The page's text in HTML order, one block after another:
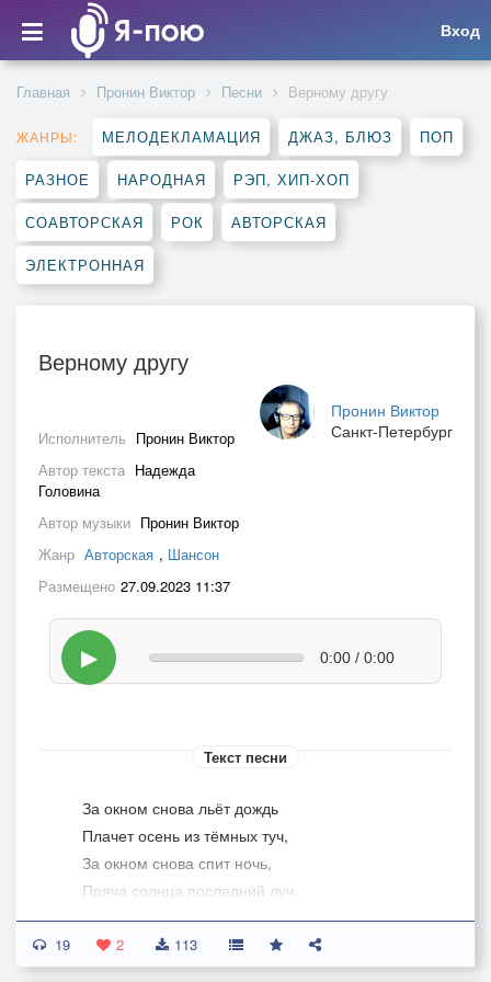
Вход
Главная Пронин Виктор Песни Верному другу
ЖАНРЫ: МЕЛОДЕКЛАМАЦИЯ ДЖАЗ, БЛЮЗ ПОП
РАЗНОЕ НАРОДНАЯ РЭП, ХИП-ХОП
СОАВТОРСКАЯ РОК АВТОРСКАЯ
ЭЛЕКТРОННАЯ
Верному другу
Пронин Виктор
Санкт-Петербург
Исполнитель Пронин Виктор
Автор текста Надежда
Головина
Автор музыки Пронин Виктор
Жанр Авторская , Шансон
Размещено 27.09.2023 11:37
▶ 0:00 / 0:00
Текст песни
За окном снова льёт дождь
Плачет осень из тёмных туч,
За окном снова спит ночь,
Пряча солнца последний луч.
Был бы рядом мой верный друг,
Я развёл бы тучи рукой,
Старый друг, как спасенья круг,
19 2 113